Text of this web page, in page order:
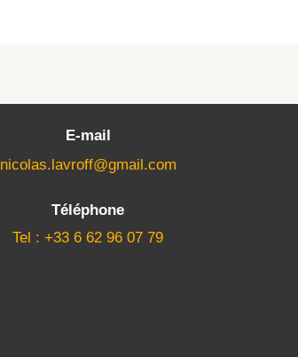
E-mail
nicolas.lavroff@gmail.com
Téléphone
Tel : +33 6 62 96 07 79